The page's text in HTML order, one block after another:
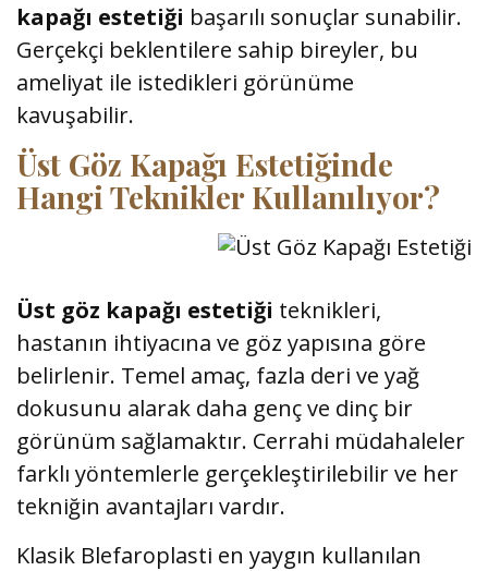
kapağı estetiği başarılı sonuçlar sunabilir.
Gerçekçi beklentilere sahip bireyler, bu
ameliyat ile istedikleri görünüme
kavuşabilir.
Üst Göz Kapağı Estetiğinde
Hangi Teknikler Kullanılıyor?
Üst göz kapağı estetiği teknikleri,
hastanın ihtiyacına ve göz yapısına göre
belirlenir. Temel amaç, fazla deri ve yağ
dokusunu alarak daha genç ve dinç bir
görünüm sağlamaktır. Cerrahi müdahaleler
farklı yöntemlerle gerçekleştirilebilir ve her
tekniğin avantajları vardır.
Klasik Blefaroplasti en yaygın kullanılan